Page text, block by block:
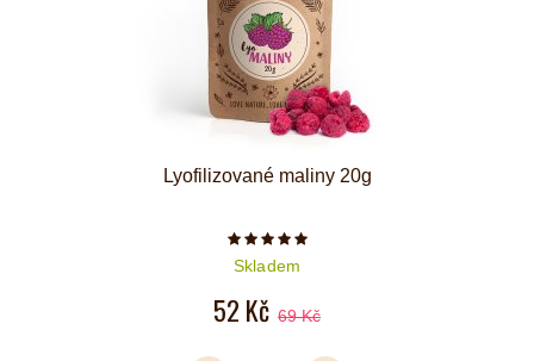
Lyofilizované maliny 20g
Počet hvězdiček je 5 z 5
Skladem
52 Kč 69 Kč